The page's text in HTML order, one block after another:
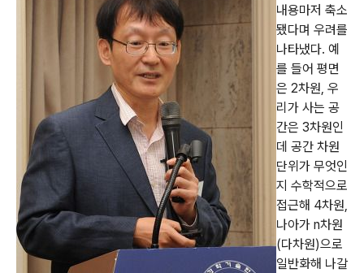
내용마저 축소
됐다며 우려를
나타냈다. 예
를 들어 평면
은 2차원, 우
리가 사는 공
간은 3차원인
데 공간 차원
단위가 무엇인
지 수학적으로
접근해 4차원,
나아가 n차원
(다차원)으로
일반화해 나갈